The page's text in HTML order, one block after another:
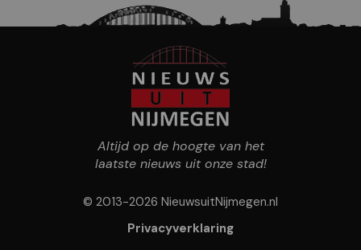
Altijd op de hoogte van het
laatste nieuws uit onze stad!
© 2013-2026 NieuwsuitNijmegen.nl
Privacyverklaring